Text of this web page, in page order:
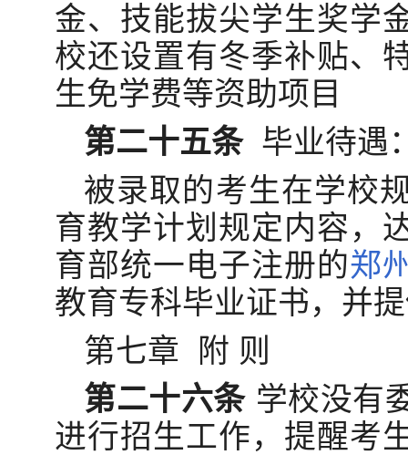
金、技能拔尖学生奖学
校还设置有冬季补贴、
生免学费等资助项目
第二十五条毕业待遇
被录取的考生在学校
育教学计划规定内容，
育部统一电子注册的郑
教育专科毕业证书，并
第七章 附 则
第二十六条 学校没有
进行招生工作，提醒考